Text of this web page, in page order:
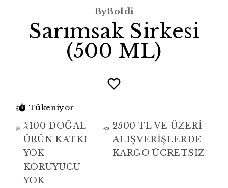
ByBoldi
Sarımsak Sirkesi
(500 ML)
Tükeniyor
%100 DOĞAL
ÜRÜN KATKI
YOK
KORUYUCU
YOK
2500 TL VE ÜZERİ
ALIŞVERİŞLERDE
KARGO ÜCRETSİZ